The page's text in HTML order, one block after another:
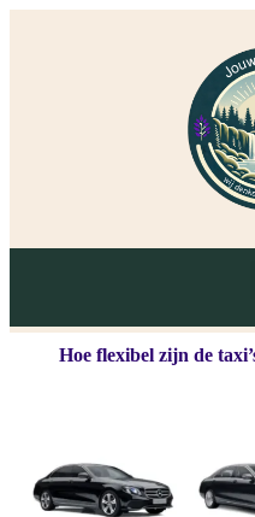
Hoe flexibel zijn de